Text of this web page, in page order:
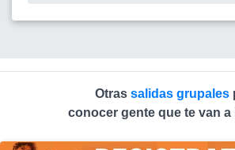
Otras salidas grupales
conocer gente que te van a